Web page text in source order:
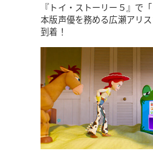
『トイ・ストーリー５』で
本版声優を務める広瀬アリ
到着！